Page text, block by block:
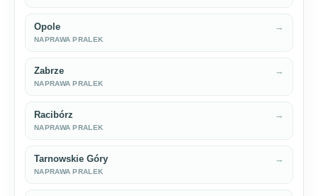
Opole
NAPRAWA PRALEK
→
Zabrze
NAPRAWA PRALEK
→
Racibórz
NAPRAWA PRALEK
→
Tarnowskie Góry
NAPRAWA PRALEK
→